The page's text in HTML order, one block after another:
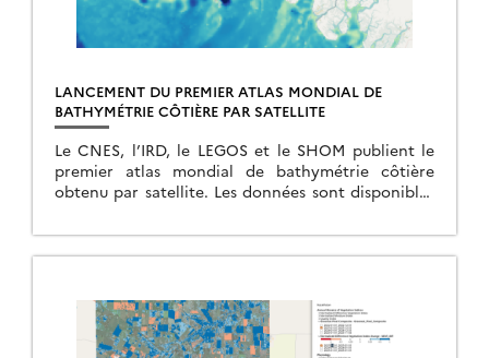
LANCEMENT DU PREMIER ATLAS MONDIAL DE
BATHYMÉTRIE CÔTIÈRE PAR SATELLITE
Le CNES, l’IRD, le LEGOS et le SHOM publient le
premier atlas mondial de bathymétrie côtière
obtenu par satellite. Les données sont disponibles